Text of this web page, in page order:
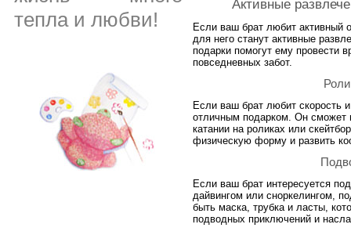
тепла и любви!
Активные
Если ваш брат любит активный
для него станут активные
подарки помогут ему провести
повседневных забот.
Если ваш брат любит скорость
отличным подарком. Он сможет
катании на роликах или
физическую форму и развить
Если ваш брат интересуется
дайвингом или сноркелингом,
быть маска, трубка и ласты,
подводных приключений и